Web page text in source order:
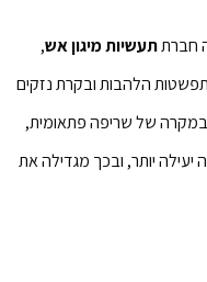
חברתתעשיות מיגון אש,
הלהבות ובקרת נזקים
במקרה של שריפה פתאומית,
יעילה יותר, ובכך מגדילה את